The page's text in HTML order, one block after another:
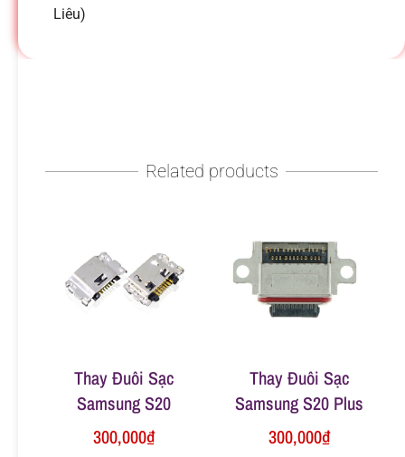
d
đ
n
Liêu)
Related products
Thay Đuôi Sạc
Samsung S20
300,000₫
Thay Đuôi Sạc
Samsung S20 Plus
300,000₫